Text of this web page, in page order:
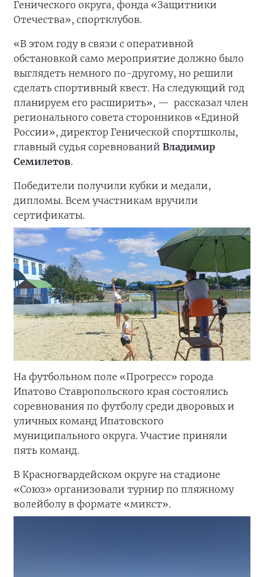
Генического округа, фонда «Защитники
Отечества», спортклубов.
«В этом году в связи с оперативной
обстановкой само мероприятие должно было
выглядеть немного по-другому, но решили
сделать спортивный квест. На следующий год
планируем его расширить», — рассказал член
регионального совета сторонников «Единой
России», директор Генической спортшколы,
главный судья соревнований Владимир
Семилетов.
Победители получили кубки и медали,
дипломы. Всем участникам вручили
сертификаты.
На футбольном поле «Прогресс» города
Ипатово Ставропольского края состоялись
соревнования по футболу среди дворовых и
уличных команд Ипатовского
муниципального округа. Участие приняли
пять команд.
В Красногвардейском округе на стадионе
«Союз» организовали турнир по пляжному
волейболу в формате «микст».